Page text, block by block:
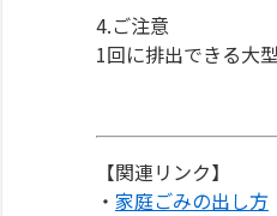
4.ご注意
1回に排出できる大
【関連リンク】
・ 家庭ごみの出し方